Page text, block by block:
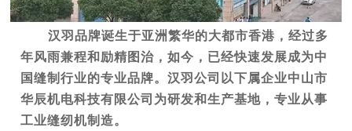
汉羽品牌诞生于亚洲繁华的大都市香港，经过多
年风雨兼程和励精图治，如今，已经快速发展成为中
国缝制行业的专业品牌。汉羽公司以下属企业中山市
华辰机电科技有限公司为研发和生产基地，专业从事
工业缝纫机制造。